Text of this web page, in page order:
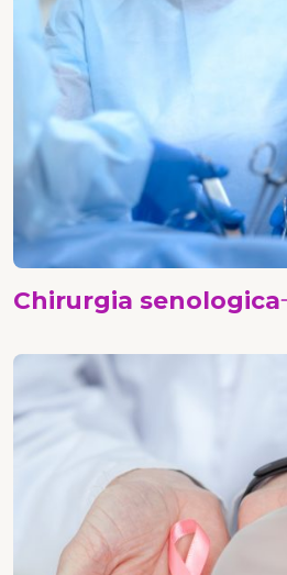
Chirurgia senologica
Chirurgia plastica